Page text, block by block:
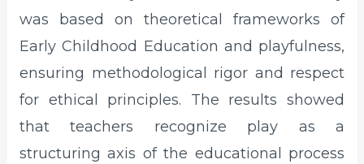
was based on theoretical frameworks of
Early Childhood Education and playfulness,
ensuring methodological rigor and respect
for ethical principles. The results showed
that teachers recognize play as a
structuring axis of the educational process